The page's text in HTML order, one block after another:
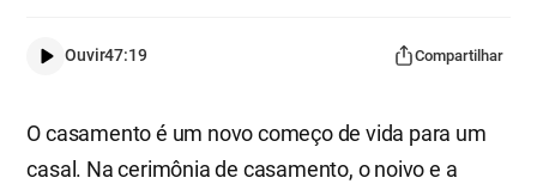
Ouvir47:19 Compartilhar
O casamento é um novo começo de vida para um
casal. Na cerimônia de casamento, o noivo e a